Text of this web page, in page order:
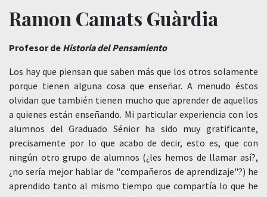
Ramon Camats Guàrdia
Profesor de Historia del Pensamiento
Los hay que piensan que saben más que los otros solamente
porque tienen alguna cosa que enseñar. A menudo éstos
olvidan que también tienen mucho que aprender de aquellos
a quienes están enseñando. Mi particular experiencia con los
alumnos del Graduado Sénior ha sido muy gratificante,
precisamente por lo que acabo de decir, esto es, que con
ningún otro grupo de alumnos (¿les hemos de llamar así?,
¿no sería mejor hablar de "compañeros de aprendizaje"?) he
aprendido tanto al mismo tiempo que compartía lo que he